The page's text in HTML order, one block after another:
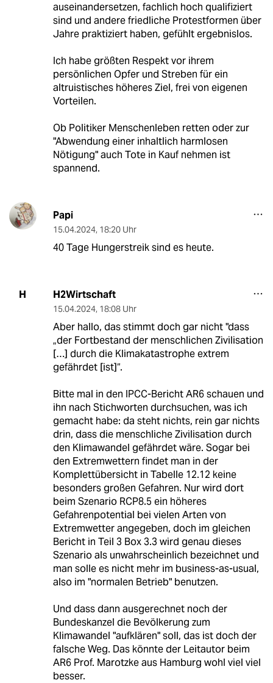
auseinandersetzen, fachlich hoch qualifiziert
sind und andere friedliche Protestformen über
Jahre praktiziert haben, gefühlt ergebnislos.
Ich habe größten Respekt vor ihrem
persönlichen Opfer und Streben für ein
altruistisches höheres Ziel, frei von eigenen
Vorteilen.
Ob Politiker Menschenleben retten oder zur
"Abwendung einer inhaltlich harmlosen
Nötigung" auch Tote in Kauf nehmen ist
spannend.
Papi
15.04.2024, 18:20 Uhr
40 Tage Hungerstreik sind es heute.
H H2Wirtschaft
15.04.2024, 18:08 Uhr
Aber hallo, das stimmt doch gar nicht "dass
„der Fortbestand der menschlichen Zivilisation
[…] durch die Klimakatastrophe extrem
gefährdet [ist]“.
Bitte mal in den IPCC-Bericht AR6 schauen und
ihn nach Stichworten durchsuchen, was ich
gemacht habe: da steht nichts, rein gar nichts
drin, dass die menschliche Zivilisation durch
den Klimawandel gefährdet wäre. Sogar bei
den Extremwettern findet man in der
Komplettübersicht in Tabelle 12.12 keine
besonders großen Gefahren. Nur wird dort
beim Szenario RCP8.5 ein höheres
Gefahrenpotential bei vielen Arten von
Extremwetter angegeben, doch im gleichen
Bericht in Teil 3 Box 3.3 wird genau dieses
Szenario als unwahrscheinlich bezeichnet und
man solle es nicht mehr im business-as-usual,
also im "normalen Betrieb" benutzen.
Und dass dann ausgerechnet noch der
Bundeskanzel die Bevölkerung zum
Klimawandel "aufklären" soll, das ist doch der
falsche Weg. Das könnte der Leitautor beim
AR6 Prof. Marotzke aus Hamburg wohl viel viel
besser.